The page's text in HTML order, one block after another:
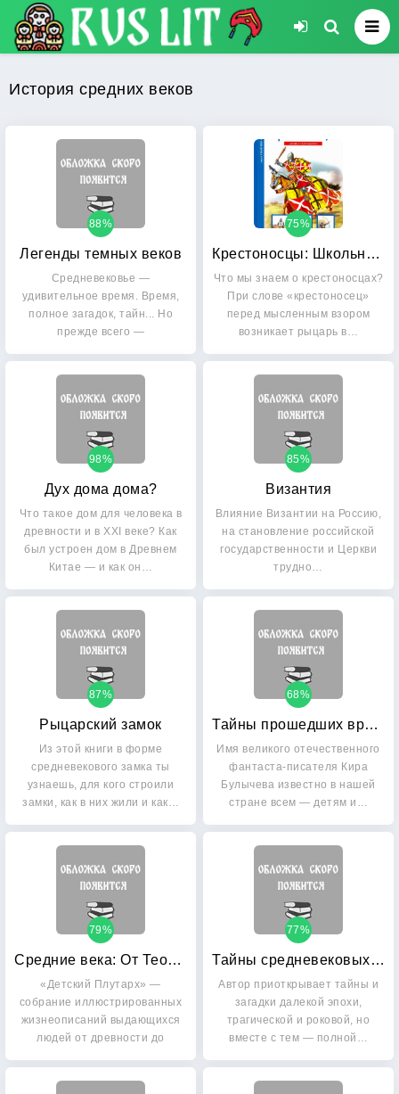
История средних веков
Легенды темных веков
88%
Средневековье —
удивительное время. Время,
полное загадок, тайн... Но
прежде всего —
Крестоносцы: Школьный путеводитель
75%
Что мы знаем о крестоносцах?
При слове «крестоносец»
перед мысленным взором
возникает рыцарь в…
Дух дома дома?
98%
Что такое дом для человека в
древности и в XXI веке? Как
был устроен дом в Древнем
Китае — и как он…
Византия
85%
Влияние Византии на Россию,
на становление российской
государственности и Церкви
трудно…
Рыцарский замок
87%
Из этой книги в форме
средневекового замка ты
узнаешь, для кого строили
замки, как в них жили и как…
Тайны прошедших времен
68%
Имя великого отечественного
фантаста-писателя Кира
Булычева из­вестно в нашей
стране всем — детям и…
Средние века: От Теодориха до Лютера
79%
«Детский Плутарх» —
собрание иллюстрированных
жизнеописаний выдающихся
людей от древности до
Тайны средневековых рыцарей
77%
Автор приоткрывает тайны и
загадки далекой эпохи,
трагической и роковой, но
вместе с тем — полной…